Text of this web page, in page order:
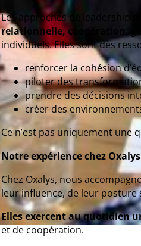
Les approches de leadership
relationnelle, coopération,
individuels. Elles sont des
renforcer la cohésion
piloter des
prendre des décisions
créer des
Ce n’est pas uniquement une
Notre expérience chez Oxalys
Chez Oxalys, nous
leur influence, de leur
Elles exercent au quotidien
et de coopération.